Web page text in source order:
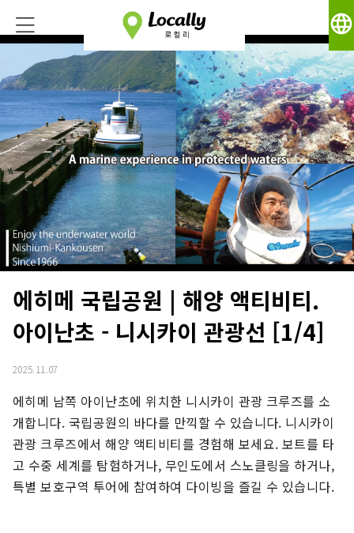
language
에히메 국립공원 | 해양 액티비티.
아이난초 - 니시카이 관광선 [1/4]
2025.11.07
에히메 남쪽 아이난초에 위치한 니시카이 관광 크루즈를 소
개합니다. 국립공원의 바다를 만끽할 수 있습니다. 니시카이
관광 크루즈에서 해양 액티비티를 경험해 보세요. 보트를 타
고 수중 세계를 탐험하거나, 무인도에서 스노클링을 하거나,
특별 보호구역 투어에 참여하여 다이빙을 즐길 수 있습니다.